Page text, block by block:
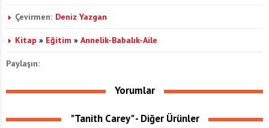
Çevirmen: Deniz Yazgan
Kitap » Eğitim » Annelik-Babalık-Aile
Paylaşın:
Yorumlar
"Tanith Carey" - Diğer Ürünler